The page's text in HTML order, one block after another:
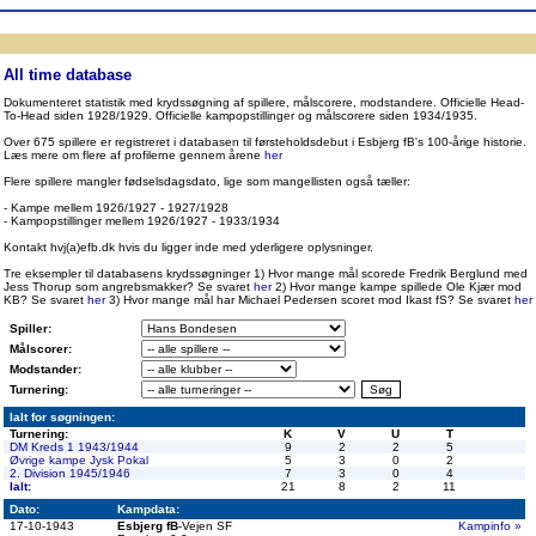
All time database
Dokumenteret statistik med krydssøgning af spillere, målscorere, modstandere. Officielle Head-
To-Head siden 1928/1929. Officielle kampopstillinger og målscorere siden 1934/1935.
Over 675 spillere er registreret i databasen til førsteholdsdebut i Esbjerg fB's 100-årige historie.
Læs mere om flere af profilerne gennem årene her
Flere spillere mangler fødselsdagsdato, lige som mangellisten også tæller:
- Kampe mellem 1926/1927 - 1927/1928
- Kampopstillinger mellem 1926/1927 - 1933/1934
Kontakt hvj(a)efb.dk hvis du ligger inde med yderligere oplysninger.
Tre eksempler til databasens krydssøgninger 1) Hvor mange mål scorede Fredrik Berglund med
Jess Thorup som angrebsmakker? Se svaret her2) Hvor mange kampe spillede Ole Kjær mod
KB? Se svaret her3) Hvor mange mål har Michael Pedersen scoret mod Ikast fS? Se svaret her
Spiller:
Målscorer:
Modstander:
Turnering:
Ialt for søgningen:
Turnering:
K V U
T
DM Kreds 1 1943/1944
9 2 2
5
Øvrige kampe Jysk Pokal
5 3 0
2
2. Division 1945/1946
7 3 0
4
Ialt:
21 8 2
11
Dato:
Kampdata:
17-10-1943
Esbjerg fB-Vejen SF
Kampinfo »